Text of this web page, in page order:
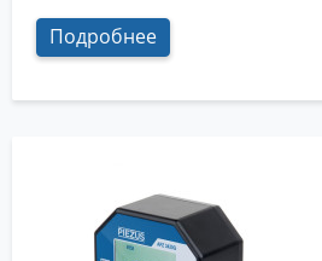
Подробнее